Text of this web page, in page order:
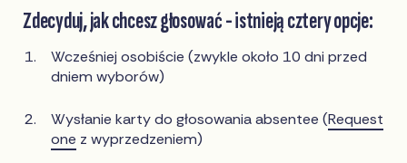
Zdecyduj, jak chcesz głosować - istnieją cztery opcje:
Wcześniej osobiście (zwykle około 10 dni przed
dniem wyborów)
Wysłanie karty do głosowania absentee (Request
one z wyprzedzeniem)